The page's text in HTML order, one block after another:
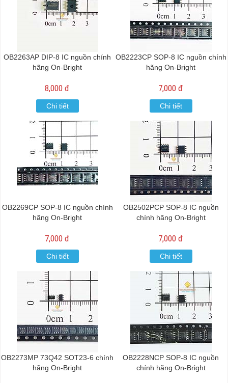
OB2263AP DIP-8 IC nguồn chính
hãng On-Bright
8,000 đ
Chi tiết
OB2223CP SOP-8 IC nguồn chính
hãng On-Bright
7,000 đ
Chi tiết
OB2269CP SOP-8 IC nguồn chính
hãng On-Bright
7,000 đ
Chi tiết
OB2502PCP SOP-8 IC nguồn
chính hãng On-Bright
7,000 đ
Chi tiết
OB2273MP 73Q42 SOT23-6 chính
hãng On-Bright
OB2228NCP SOP-8 IC nguồn
chính hãng On-Bright